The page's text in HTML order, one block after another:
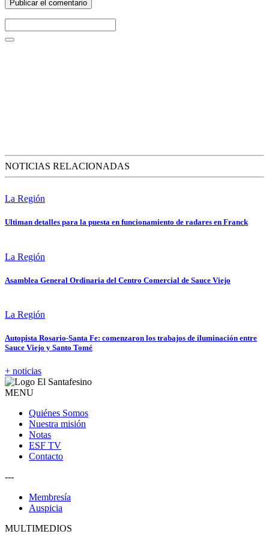
NOTICIAS RELACIONADAS
La Región
Ultiman detalles para la puesta en funcionamiento de radares en Franck
La Región
Asamblea General Ordinaria del Centro Comercial de Sauce Viejo
La Región
Autopista Rosario-Santa Fe: comenzaron los trabajos de iluminación entre
Sauce Viejo y Santo Tomé
+ noticias
MENU
Quiénes Somos
Nuestra misión
Notas
ESF TV
Contacto
---
Membresía
Auspicia
MULTIMEDIOS